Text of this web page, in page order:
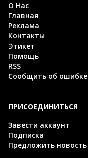
О Нас
Главная
Реклама
Контакты
Этикет
Помощь
RSS
Сообщить об ошибке
ПРИСОЕДИНИТЬСЯ
Завести аккаунт
Подписка
Предложить новость